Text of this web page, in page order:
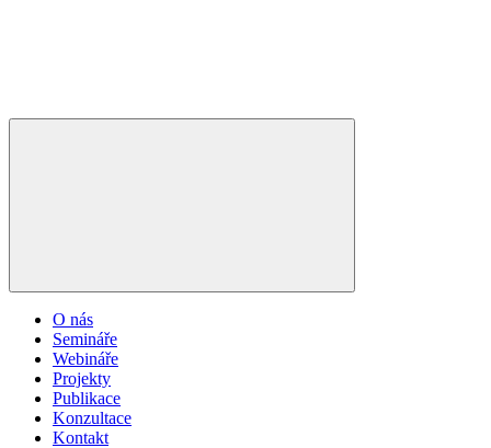
O nás
Semináře
Webináře
Projekty
Publikace
Konzultace
Kontakt